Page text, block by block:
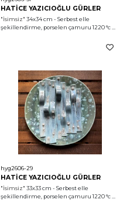
HATİCE YAZICIOĞLU GÜRLER
"İsimsiz" 34x34 cm - Serbest elle
şekillendirme, porselen çamuru 1220 °c
hyg2606-29
HATİCE YAZICIOĞLU GÜRLER
"İsimsiz" 33x33 cm - Serbest elle
şekillendirme, porselen çamuru 1220 °c